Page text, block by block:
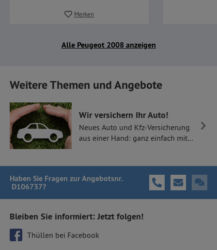
Merken
Alle Peugeot 2008 anzeigen
Weitere Themen und Angebote
Wir versichern Ihr Auto!
Neues Auto und Kfz-Versicherung
aus einer Hand: ganz einfach mit
Haben Sie Fragen zur Angebotsnr.
D106737?
Bleiben Sie informiert: Jetzt folgen!
Thüllen bei Facebook